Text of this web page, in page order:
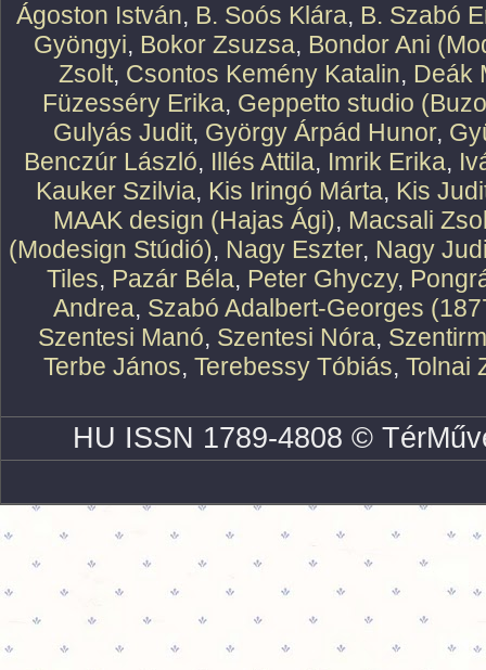
Ágoston István, B. Soós Klára, B. Szabó
Gyöngyi, Bokor Zsuzsa, Bondor Ani
Zsolt, Csontos Kemény Katalin, Deák
Füzesséry Erika, Geppetto studio
Gulyás Judit, György Árpád Hunor,
Benczúr László, Illés Attila, Imrik Erika,
Kauker Szilvia, Kis Iringó Márta, Kis
MAAK design (Hajas Ági), Macsali
(Modesign Stúdió), Nagy Eszter, Nagy
Tiles, Pazár Béla, Peter Ghyczy,
Andrea, Szabó Adalbert-Georges
Szentesi Manó, Szentesi Nóra,
Terbe János, Terebessy Tóbiás, Tolnai
HU ISSN 1789-4808 ©